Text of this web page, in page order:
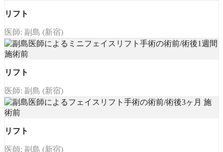
リフト
医師: 副島 (新宿)
リフト
医師: 副島 (新宿)
リフト
医師: 副島 (新宿)